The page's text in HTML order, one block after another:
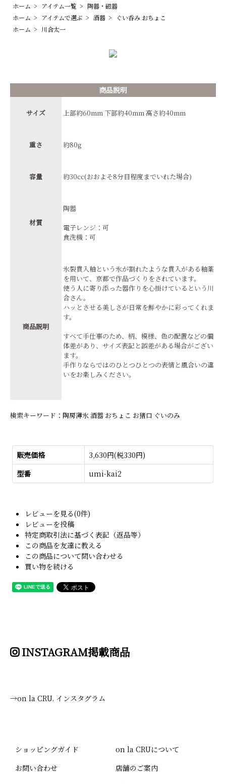
ホーム > アイテム一覧 > 陶器・磁器
ホーム > アイテムで選ぶ > 酒器 >
ぐい呑み おちょこ
ホーム > 川合太一
商品説明
サイズ 上部約60mm 下部約40mm 高さ約40mm
重さ 約80g
容量 約30cc(おおよそ8分目程度までいれた場合)
材質
陶器
電子レンジ：可
食洗機：可
商品説明
氷裂貫入釉という氷が割れたような貫入がある釉薬
を用いて、京都で作品づくりをされています。
使う人に寄り添った器作りを心掛けているという川
合さん。
ハッとさせる美しさが日常を鮮やかに彩ってくれま
す。
すべて手仕事のため、柄、模様、色の配置などの個
体差があり、サイズ表記と誤差がある場合がござい
ます。
手作りならではのひとつひとつの表情と風合いの違
いをお楽しみください。
検索キーワード：陶房薄氷 酒器 おちょこ お猪口 ぐいのみ
販売価格
3,630円(税330円)
型番
umi-kai2
レビューを見る(0件)
レビューを投稿
特定商取引法に基づく表記（返品等）
この商品を友達に教える
この商品について問い合わせる
買い物を続ける
INSTAGRAM掲載商品
→on la CRU. インスタグラム
ショッピングガイド
お問い合わせ
on la CRUについて
店舗のご案内